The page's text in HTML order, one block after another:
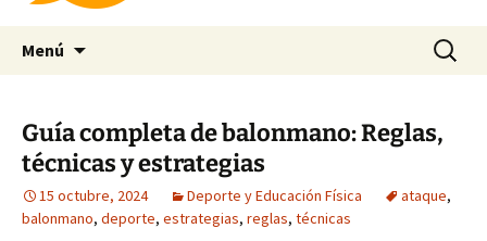
Menú Buscar:
Guía completa de balonmano: Reglas,
técnicas y estrategias
15 octubre, 2024 Deporte y Educación Física ataque,
balonmano, deporte, estrategias, reglas, técnicas